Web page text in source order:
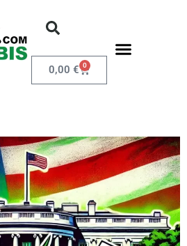
0,00 € 0